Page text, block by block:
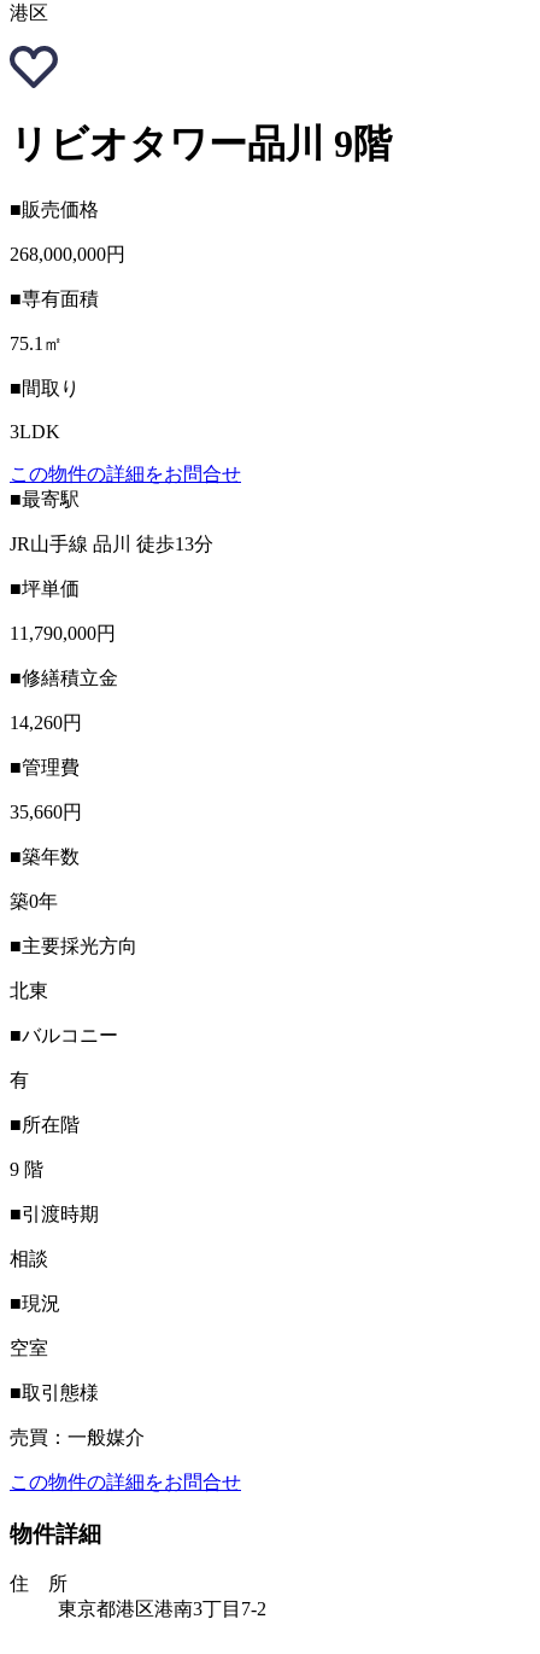
港区
リビオタワー品川 9階
■販売価格
268,000,000円
■専有面積
75.1㎡
■間取り
3LDK
この物件の詳細をお問合せ
■最寄駅
JR山手線 品川 徒歩13分
■坪単価
11,790,000円
■修繕積立金
14,260円
■管理費
35,660円
■築年数
築0年
■主要採光方向
北東
■バルコニー
有
■所在階
9 階
■引渡時期
相談
■現況
空室
■取引態様
売買：一般媒介
この物件の詳細をお問合せ
物件詳細
住 所
東京都港区港南3丁目7-2